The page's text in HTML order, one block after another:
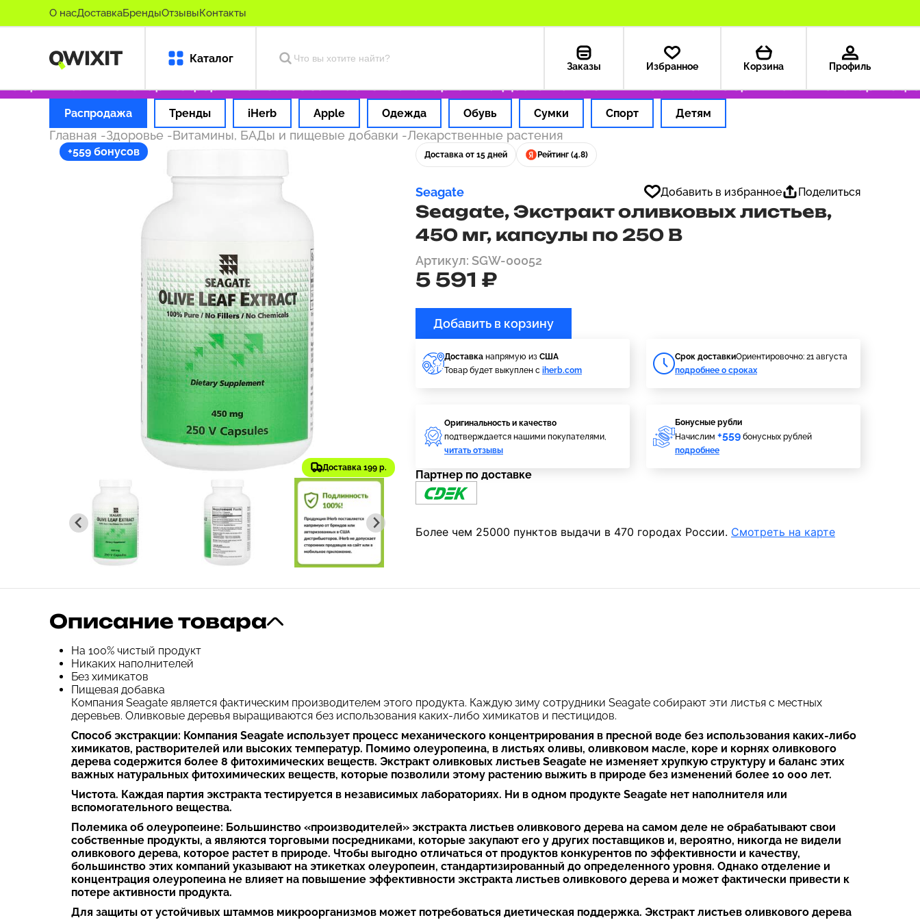
О насДоставкаБрендыОтзывыКонтакты
Каталог
Заказы Избранное Корзина Профиль
оригинальные товары Оформляем заказ за 1 час Оплата картой РФ Доставка из США — 199 ₽ Только оригинальные товары
Распродажа Тренды iHerb Apple Одежда Обувь Сумки Спорт Детям
Главная -Здоровье -Витамины, БАДы и пищевые добавки -Лекарственные растения
+559 бонусов
Доставка 199 р.
Доставка от 15 дней Рейтинг (4.8)
Seagate Добавить в избранное Поделиться
Seagate, Экстракт оливковых листьев,
450 мг, капсулы по 250 В
Артикул: SGW-00052
5 591 ₽
Добавить в корзину
Доставка напрямую из США
Товар будет выкуплен с iherb.com
Cрок доставкиОриентировочно: 21 августа
подробнее о сроках
Оригинальность и качество
подтверждается нашими покупателями,
читать отзывы
Бонусные рубли
Начислим +559 бонусных рублей
подробнее
Партнер по доставке
Более чем 25000 пунктов выдачи в 470 городах России. Смотреть на карте
Описание товара
На 100% чистый продукт
Никаких наполнителей
Без химикатов
Пищевая добавка
Компания Seagate является фактическим производителем этого продукта. Каждую зиму сотрудники Seagate собирают эти листья с местных
деревьев. Оливковые деревья выращиваются без использования каких-либо химикатов и пестицидов.
Способ экстракции: Компания Seagate использует процесс механического концентрирования в пресной воде без использования каких-либо
химикатов, растворителей или высоких температур. Помимо олеуропеина, в листьях оливы, оливковом масле, коре и корнях оливкового
дерева содержится более 8 фитохимических веществ. Экстракт оливковых листьев Seagate не изменяет хрупкую структуру и баланс этих
важных натуральных фитохимических веществ, которые позволили этому растению выжить в природе без изменений более 10 000 лет.
Чистота. Каждая партия экстракта тестируется в независимых лабораториях. Ни в одном продукте Seagate нет наполнителя или
вспомогательного вещества.
Полемика об олеуропеине: Большинство «производителей» экстракта листьев оливкового дерева на самом деле не обрабатывают свои
собственные продукты, а являются торговыми посредниками, которые закупают его у других поставщиков и, вероятно, никогда не видели
оливкового дерева, которое растет в природе. Чтобы выгодно отличаться от продуктов конкурентов по эффективности и качеству,
большинство этих компаний указывают на этикетках олеуропеин, стандартизированный до определенного уровня. Однако отделение и
концентрация олеуропеина не влияет на повышение эффективности экстракта листьев оливкового дерева и может фактически привести к
потере активности продукта.
Для защиты от устойчивых штаммов микроорганизмов может потребоваться диетическая поддержка. Экстракт листьев оливкового дерева